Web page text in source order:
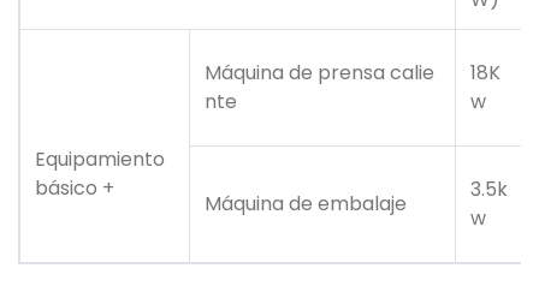
Equipamiento
básico +
Máquina de prensa calie
nte
18K
w
Máquina de embalaje
3.5k
w